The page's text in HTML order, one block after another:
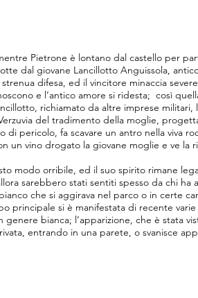
Pietrone è lontano dal castello per
dal giovane Lancillotto Anguissola,
difesa, ed il vincitore minaccia
e l’antico amore si ridesta; così
richiamato da altre imprese
del tradimento della moglie,
di pericolo, fa scavare un antro nella viva
un vino drogato la giovane moglie e ve la
modo orribile, ed il suo spirito rimane
sarebbero stati sentiti spesso da chi
che si aggirava nel parco o in certe
principale si è manifestata di recente
genere bianca; l’apparizione, che è stata
entrando in una parete, o svanisce